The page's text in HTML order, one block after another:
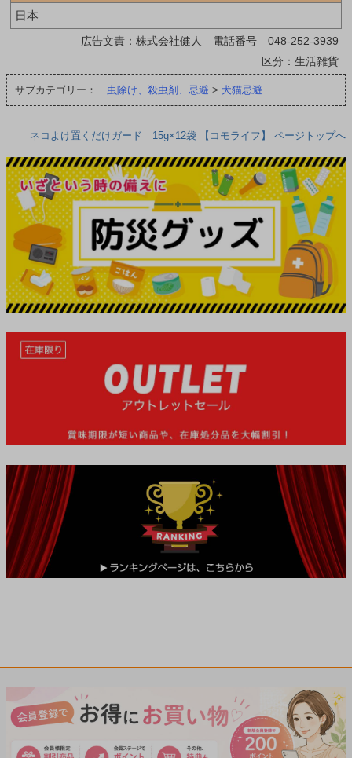
日本
広告文責：株式会社健人 電話番号 048-252-3939
区分：生活雑貨
サブカテゴリー： 虫除け、殺虫剤、忌避 > 犬猫忌避
ネコよけ置くだけガード 15g×12袋 【コモライフ】 ページトップへ